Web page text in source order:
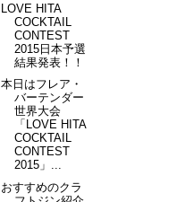
LOVE HITA
COCKTAIL
CONTEST
2015日本予選
結果発表！！
本日はフレア・
バーテンダー
世界大会
「LOVE HITA
COCKTAIL
CONTEST
2015」...
おすすめのクラ